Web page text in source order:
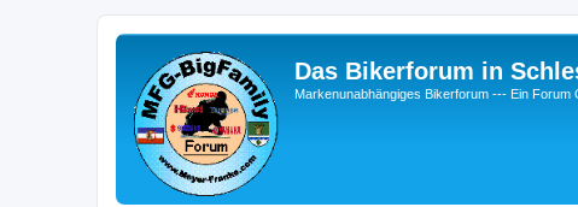
Das Bikerforum in
Markenunabhängiges Bikerforum --- Ein Forum